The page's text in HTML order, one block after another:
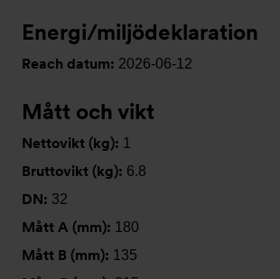
Energi/miljödeklaration
Reach datum: 2026-06-12
Mått och vikt
Nettovikt (kg): 1
Bruttovikt (kg): 6.8
DN: 32
Mått A (mm): 180
Mått B (mm): 135